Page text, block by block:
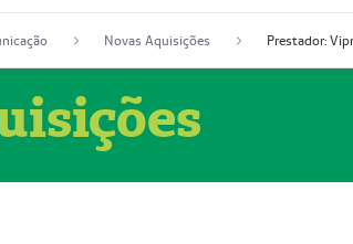
Novas Aquisições